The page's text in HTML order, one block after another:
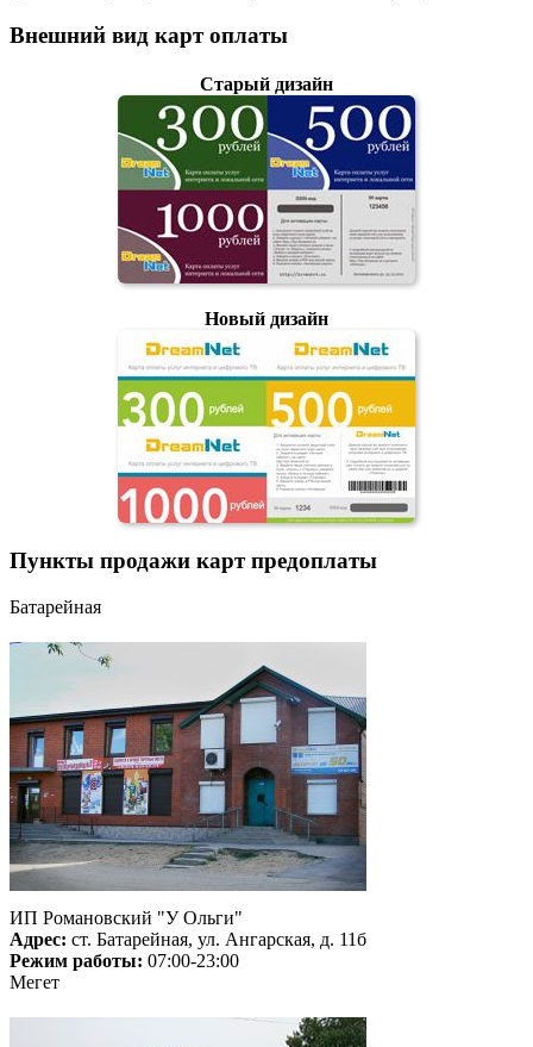
Внешний вид карт оплаты
Старый дизайн
Новый дизайн
Пункты продажи карт предоплаты
Батарейная
ИП Романовский "У Ольги"
Адрес: ст. Батарейная, ул. Ангарская, д. 11б
Режим работы: 07:00-23:00
Мегет